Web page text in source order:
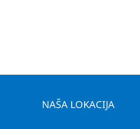
NAŠA LOKACIJA